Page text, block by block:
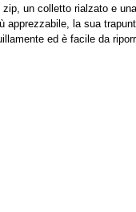
un colletto rialzato e
apprezzabile, la sua
ed è facile da